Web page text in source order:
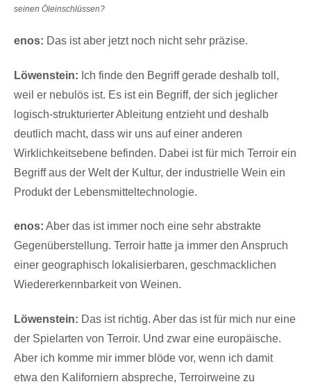
seinen Öleinschlüssen?
enos: Das ist aber jetzt noch nicht sehr präzise.
Löwenstein: Ich finde den Begriff gerade deshalb toll,
weil er nebulös ist. Es ist ein Begriff, der sich jeglicher
logisch-strukturierter Ableitung entzieht und deshalb
deutlich macht, dass wir uns auf einer anderen
Wirklichkeitsebene befinden. Dabei ist für mich Terroir ein
Begriff aus der Welt der Kultur, der industrielle Wein ein
Produkt der Lebensmitteltechnologie.
enos: Aber das ist immer noch eine sehr abstrakte
Gegenüberstellung. Terroir hatte ja immer den Anspruch
einer geographisch lokalisierbaren, geschmacklichen
Wiedererkennbarkeit von Weinen.
Löwenstein: Das ist richtig. Aber das ist für mich nur eine
der Spielarten von Terroir. Und zwar eine europäische.
Aber ich komme mir immer blöde vor, wenn ich damit
etwa den Kaliforniern abspreche, Terroirweine zu